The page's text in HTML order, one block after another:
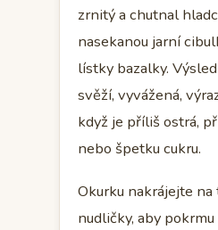
zrnitý a chutnal
nasekanou jarní
lístky bazalky.
svěží, vyvážená,
když je příliš ostrá,
nebo špetku cukru.
Okurku nakrájejte
nudličky, aby